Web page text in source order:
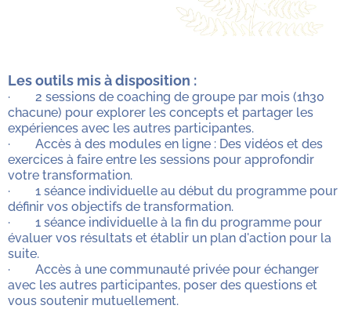
Les outils mis à disposition :
· 2 sessions de coaching de groupe par mois (1h30
chacune) pour explorer les concepts et partager les
expériences avec les autres participantes.
· Accès à des modules en ligne : Des vidéos et des
exercices à faire entre les sessions pour approfondir
votre transformation.
· 1 séance individuelle au début du programme pour
définir vos objectifs de transformation.
· 1 séance individuelle à la fin du programme pour
évaluer vos résultats et établir un plan d'action pour la
suite.
· Accès à une communauté privée pour échanger
avec les autres participantes, poser des questions et
vous soutenir mutuellement.